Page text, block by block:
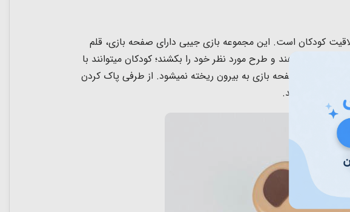
کودکان است. این مجموعه بازی جیبی دارای صفحه بازی، قلم
قلم مغناطیسی حرکت دهند و طرح مورد نظر خود را بکشند؛ کودکان میتوانند با
از درون صفحه بازی به بیرون ریخته نمیشود. از طرفی پاک کردن
بازی برگردند.